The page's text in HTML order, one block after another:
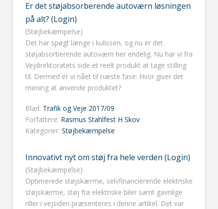
Er det støjabsorberende autoværn løsningen
på alt? (Login)
(Støjbekæmpelse)
Det har spøgt længe i kulissen, og nu er det
støjabsorberende autoværn her endelig. Nu har vi fra
Vejdirektoratets side et reelt produkt at tage stilling
til. Dermed er vi nået til næste fase: Hvor giver det
mening at anvende produktet?
Blad: Trafik og Veje 2017/09
Forfattere: Rasmus Stahlfest H Skov
Kategorier: Støjbekæmpelse
Innovativt nyt om støj fra hele verden (Login)
(Støjbekæmpelse)
Optimerede støjskærme, selvfinancierende elektriske
støjskærme, støj fra elektriske biler samt gavnlige
riller i vejsiden præsenteres i denne artikel. Det var